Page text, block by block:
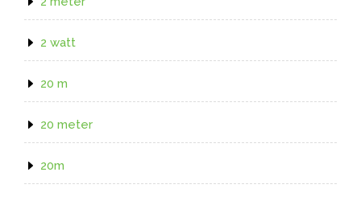
2 watt
20 m
20 meter
20m